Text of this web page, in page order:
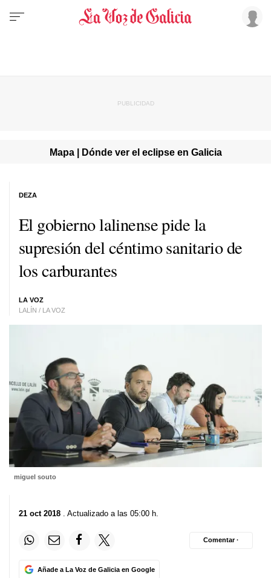
Mapa | Dónde ver el eclipse en Galicia
El gobierno lalinense pide la
supresión del céntimo sanitario de
los carburantes
LA VOZ
LALÍN / LA VOZ
DEZA
miguel souto
21 oct 2018 . Actualizado a las 05:00 h.
Añade a La Voz de Galicia en Google
Comentar ·